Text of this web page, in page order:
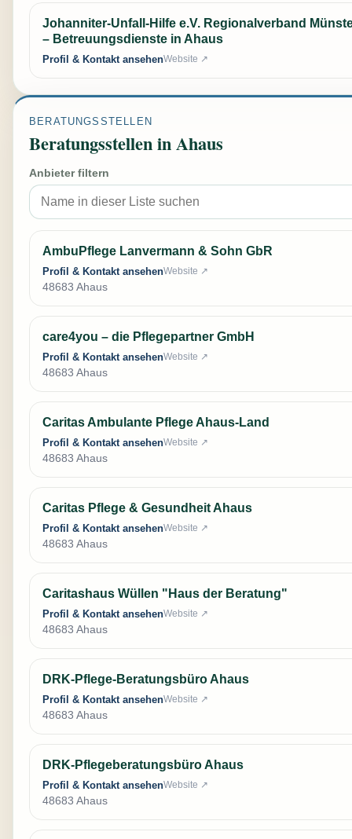
Johanniter-Unfall-Hilfe e.V. Regionalverband
– Betreuungsdienste in Ahaus
Profil & Kontakt ansehenWebsite ↗
BERATUNGSSTELLEN
Beratungsstellen in Ahaus
Anbieter filtern
AmbuPflege Lanvermann & Sohn GbR
Profil & Kontakt ansehenWebsite ↗
48683 Ahaus
care4you – die Pflegepartner GmbH
Profil & Kontakt ansehenWebsite ↗
48683 Ahaus
Caritas Ambulante Pflege Ahaus-Land
Profil & Kontakt ansehenWebsite ↗
48683 Ahaus
Caritas Pflege & Gesundheit Ahaus
Profil & Kontakt ansehenWebsite ↗
48683 Ahaus
Caritashaus Wüllen "Haus der Beratung"
Profil & Kontakt ansehenWebsite ↗
48683 Ahaus
DRK-Pflege-Beratungsbüro Ahaus
Profil & Kontakt ansehenWebsite ↗
48683 Ahaus
DRK-Pflegeberatungsbüro Ahaus
Profil & Kontakt ansehenWebsite ↗
48683 Ahaus